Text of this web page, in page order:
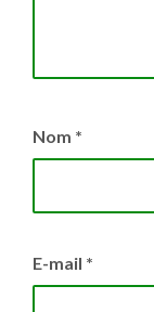
Nom *
E-mail *